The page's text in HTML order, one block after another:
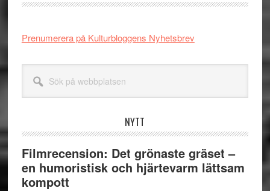
Prenumerera på Kulturbloggens Nyhetsbrev
webbplatsen
NYTT
Filmrecension: Det grönaste gräset –
en humoristisk och hjärtevarm lättsam
kompott